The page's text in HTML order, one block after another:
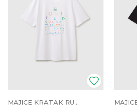
MAJICE KRATAK RUKAV